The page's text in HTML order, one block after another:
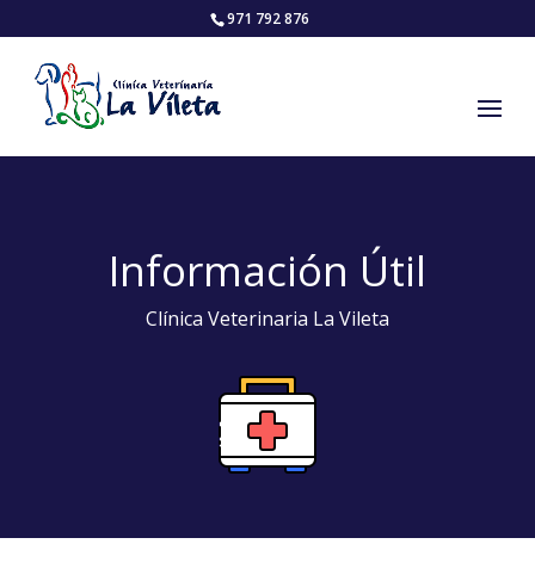
971 792 876
Información Útil
Clínica Veterinaria La Vileta